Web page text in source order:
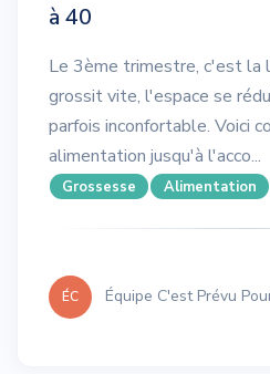
à 40
Le 3ème trimestre, c'est la
grossit vite, l'espace se
parfois inconfortable. Voici
alimentation jusqu'à l'acco...
Grossesse Alimentation
ÉC Équipe C'est Prévu